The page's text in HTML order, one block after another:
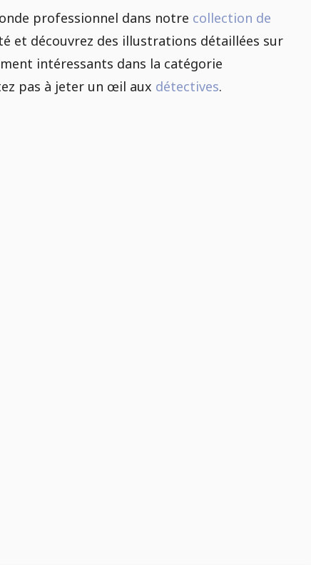
professionnel dans notre collection de
et découvrez des illustrations détaillées sur
intéressants dans la catégorie
pas à jeter un œil aux détectives.